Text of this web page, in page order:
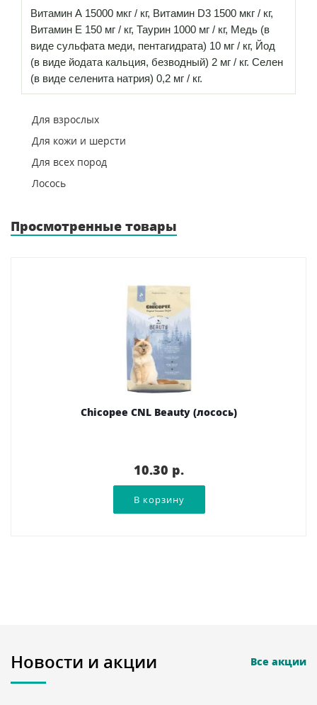
Витамин А 15000 мкг / кг, Витамин D3 1500 мкг / кг,
Витамин Е 150 мг / кг, Таурин 1000 мг / кг, Медь (в
виде сульфата меди, пентагидрата) 10 мг / кг, Йод
(в виде йодата кальция, безводный) 2 мг / кг. Селен
(в виде селенита натрия) 0,2 мг / кг.
Для взрослых
Для кожи и шерсти
Для всех пород
Лосось
Просмотренные товары
Chicopee CNL Beauty (лосось)
10.30 p.
Новости и акции Все акции